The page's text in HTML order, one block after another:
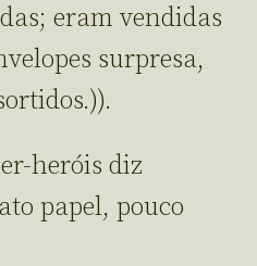
eram vendidas
surpresa,
heróis diz
papel, pouco